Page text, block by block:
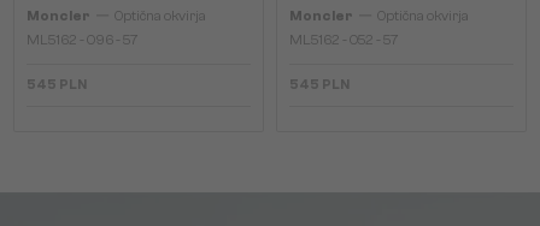
Moncler
Optična okvirja
ML5162 - 096 - 57
545 PLN
Moncler
Optična okvirja
ML5162 - 052 - 57
545 PLN